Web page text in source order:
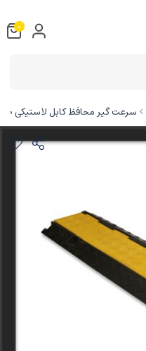
سرعت گیر محافظ کابل لاستیکی 20*100
0